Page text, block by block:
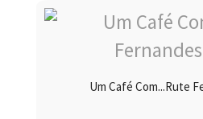
Um Café Com...Rute